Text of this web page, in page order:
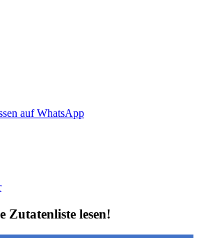
auf WhatsApp
Zutatenliste lesen!